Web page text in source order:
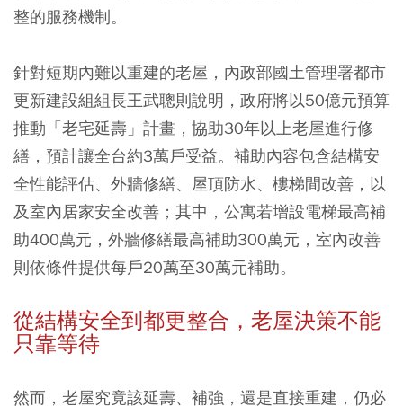
整的服務機制。
針對短期內難以重建的老屋，內政部國土管理署都市
更新建設組組長王武聰則說明，政府將以50億元預算
推動「老宅延壽」計畫，協助30年以上老屋進行修
繕，預計讓全台約3萬戶受益。補助內容包含結構安
全性能評估、外牆修繕、屋頂防水、樓梯間改善，以
及室內居家安全改善；其中，公寓若增設電梯最高補
助400萬元，外牆修繕最高補助300萬元，室內改善
則依條件提供每戶20萬至30萬元補助。
從結構安全到都更整合，老屋決策不能
只靠等待
然而，老屋究竟該延壽、補強，還是直接重建，仍必